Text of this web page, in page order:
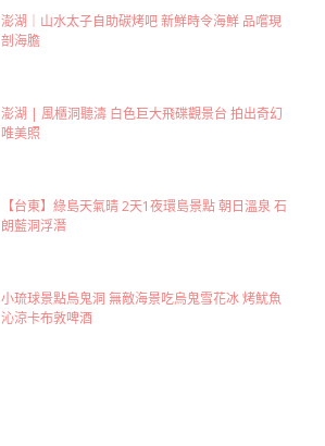
澎湖｜山水太子自助碳烤吧 新鮮時令海鮮 品嚐現
剖海膽
澎湖 | 風櫃洞聽濤 白色巨大飛碟觀景台 拍出奇幻
唯美照
【台東】綠島天氣晴 2天1夜環島景點 朝日溫泉 石
朗藍洞浮潛
小琉球景點烏鬼洞 無敵海景吃烏鬼雪花冰 烤魷魚
沁涼卡布敦啤酒